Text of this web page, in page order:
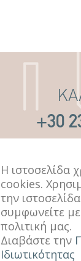
+30
14
Η ιστοσελίδα
cookies.
την
συμφωνείτε
πολιτική μας.
Διαβάστε την
Ιδιωτικότητας